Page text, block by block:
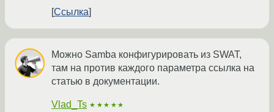
Ссылка
Можно Samba конфигурировать из SWAT,
там на против каждого параметра ссылка на
статью в документации.
Vlad_Ts ★★★★★